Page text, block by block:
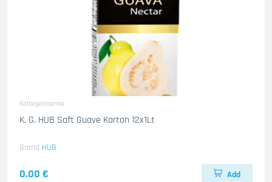
Kaltegetraenke
K. G. HUB Saft Guave Karton 12x1Lt
Brand HUB
0.00 € Add